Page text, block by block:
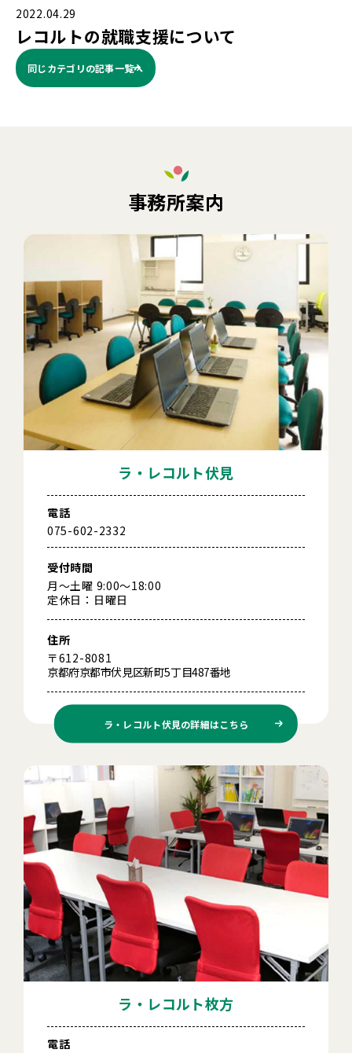
2022.04.29
レコルトの就職支援について
同じカテゴリの記事⼀覧へ
事務所案内
ラ・レコルト伏見
電話
075-602-2332
受付時間
月～土曜 9:00～18:00
定休日：日曜日
住所
〒612-8081
京都府京都市伏見区新町5丁目487番地
ラ・レコルト伏見の詳細はこちら
ラ・レコルト枚方
電話